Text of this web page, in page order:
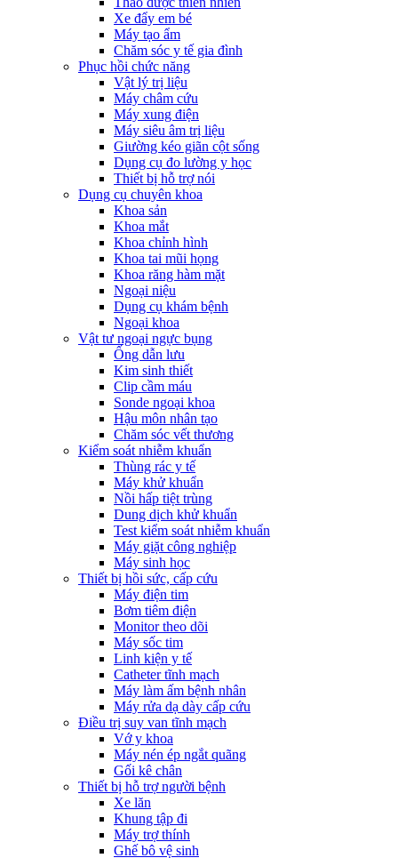
Xe đẩy em bé
Máy tạo ẩm
Chăm sóc y tế gia đình
Phục hồi chức năng
Vật lý trị liệu
Máy châm cứu
Máy xung điện
Máy siêu âm trị liệu
Giường kéo giãn cột sống
Dụng cụ đo lường y học
Thiết bị hỗ trợ nói
Dụng cụ chuyên khoa
Khoa sản
Khoa mắt
Khoa chỉnh hình
Khoa tai mũi họng
Khoa răng hàm mặt
Ngoại niệu
Dụng cụ khám bệnh
Ngoại khoa
Vật tư ngoại ngực bụng
Ống dẫn lưu
Kim sinh thiết
Clip cầm máu
Sonde ngoại khoa
Hậu môn nhân tạo
Chăm sóc vết thương
Kiểm soát nhiễm khuẩn
Thùng rác y tế
Máy khử khuẩn
Nồi hấp tiệt trùng
Dung dịch khử khuẩn
Test kiểm soát nhiễm khuẩn
Máy giặt công nghiệp
Máy sinh học
Thiết bị hồi sức, cấp cứu
Máy điện tim
Bơm tiêm điện
Monitor theo dõi
Máy sốc tim
Linh kiện y tế
Catheter tĩnh mạch
Máy làm ấm bệnh nhân
Máy rửa dạ dày cấp cứu
Điều trị suy van tĩnh mạch
Vớ y khoa
Máy nén ép ngắt quãng
Gối kê chân
Thiết bị hỗ trợ người bệnh
Xe lăn
Khung tập đi
Máy trợ thính
Ghế bô vệ sinh